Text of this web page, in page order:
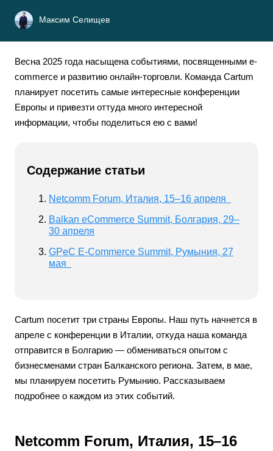
Максим Селищев
Весна 2025 года насыщена событиями, посвященными e-
commerce и развитию онлайн-торговли. Команда Cartum
планирует посетить самые интересные конференции
Европы и привезти оттуда много интересной
информации, чтобы поделиться ею с вами!
Содержание статьи
Netcomm Forum, Италия, 15–16 апреля
Balkan eCommerce Summit, Болгария, 29–
30 апреля
GPeC E-Commerce Summit, Румыния, 27
мая
Cartum посетит три страны Европы. Наш путь начнется в
апреле с конференции в Италии, откуда наша команда
отправится в Болгарию — обмениваться опытом с
бизнесменами стран Балканского региона. Затем, в мае,
мы планируем посетить Румынию. Рассказываем
подробнее о каждом из этих событий.
Netcomm Forum, Италия, 15–16